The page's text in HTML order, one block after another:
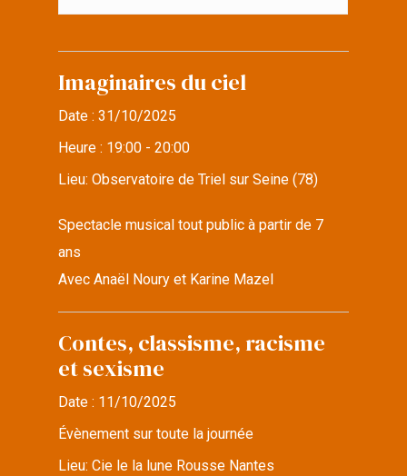
Imaginaires du ciel
Date :31/10/2025
Heure : 19:00 - 20:00
Lieu:Observatoire de Triel sur Seine (78)
Spectacle musical tout public à partir de 7
ans
Avec Anaël Noury et Karine Mazel
Contes, classisme, racisme
et sexisme
Date : 11/10/2025
Évènement sur toute la journée
Lieu:Cie le la lune Rousse Nantes